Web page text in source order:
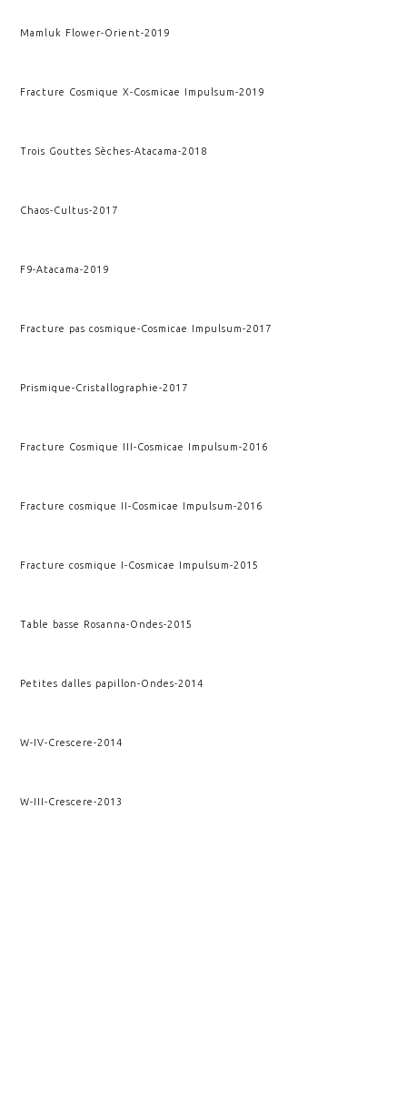
Mamluk Flower-Orient-2019
Fracture Cosmique X-Cosmicae Impulsum-2019
Trois Gouttes Sèches-Atacama-2018
Chaos-Cultus-2017
F9-Atacama-2019
Fracture pas cosmique-Cosmicae Impulsum-2017
Prismique-Cristallographie-2017
Fracture Cosmique III-Cosmicae Impulsum-2016
Fracture cosmique II-Cosmicae Impulsum-2016
Fracture cosmique I-Cosmicae Impulsum-2015
Table basse Rosanna-Ondes-2015
Petites dalles papillon-Ondes-2014
W-IV-Crescere-2014
W-III-Crescere-2013